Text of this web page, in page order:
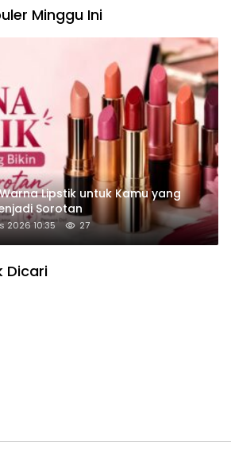
Minggu Ini
Lipstik untuk Kamu yang
Sorotan
2026 10:35 27
Dicari